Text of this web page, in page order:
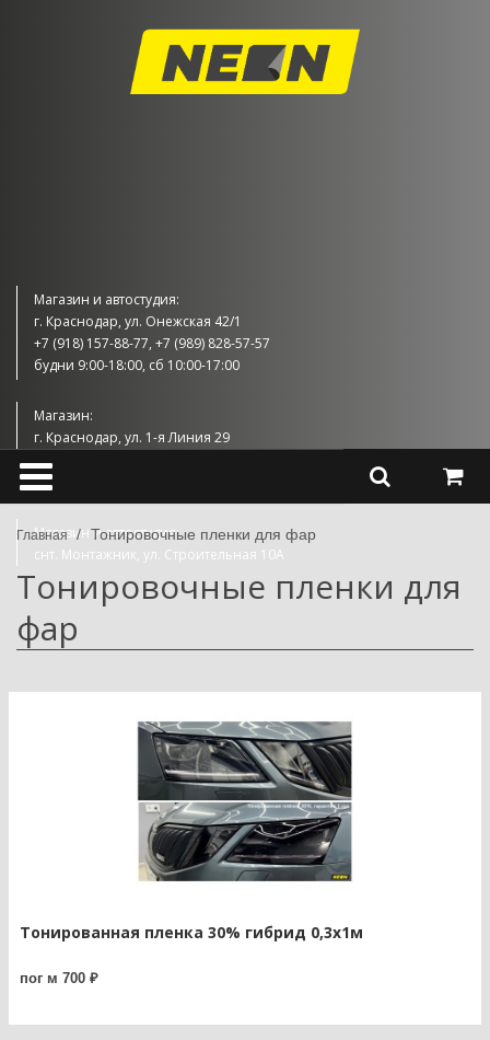
Магазин и автостудия:
г. Краснодар, ул. Онежская 42/1
+7 (918) 157-88-77, +7 (989) 828-57-57
будни 9:00-18:00, сб 10:00-17:00
Магазин:
г. Краснодар, ул. 1-я Линия 29
+7 (989) 830-57-57
будни 9:00-18:00, сб 10:00-17:00
Магазин и автостудия:
снт. Монтажник, ул. Строительная 10А
+7 (918) 475-50-50, +7 (962) 873-50-50
будни 9:00-18:00, выходные 10:00-17:00
Тонировочные пленки для фар
Тонировочные пленки для
фар
Тонированная пленка 30% гибрид 0,3х1м
пог м 700 ₽